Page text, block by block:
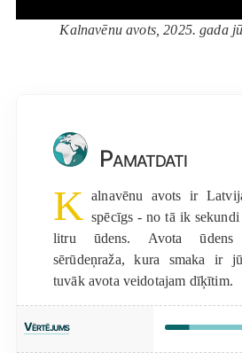
Kalnavēnu avots, 2025. gada
Pamatdati
K alnavēnu avots ir
spēcīgs - no tā ik
litru ūdens. Avota ūdens
sērūdeņraža, kura smaka ir
tuvāk avota veidotajam dīķītim.
Vērtējums